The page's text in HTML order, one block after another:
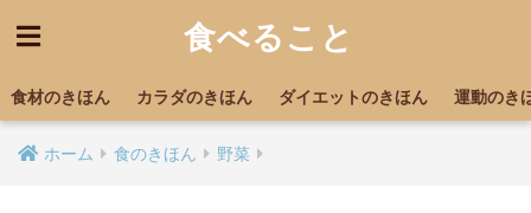
食べること
食材のきほん カラダのきほん ダイエットのきほん 運動のき
ホーム 食のきほん 野菜